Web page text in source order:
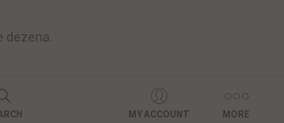
dezena.
MY ACCOUNT MORE